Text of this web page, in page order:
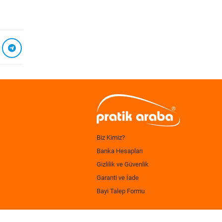
Biz Kimiz?
Banka Hesapları
Gizlilik ve Güvenlik
Garanti ve İade
Bayi Talep Formu